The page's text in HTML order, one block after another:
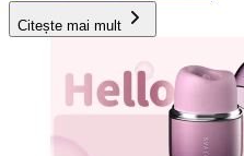
Citește mai mult